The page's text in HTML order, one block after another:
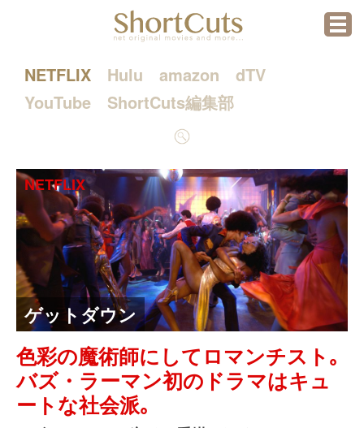
menu
NETFLIX Hulu amazon
dTV
YouTube
ShortCuts編集部
検
索
ゲットダウン
NETFLIX
色彩の魔術師にしてロマンチスト｡
バズ・ラーマン初のドラマはキュ
ートな社会派｡